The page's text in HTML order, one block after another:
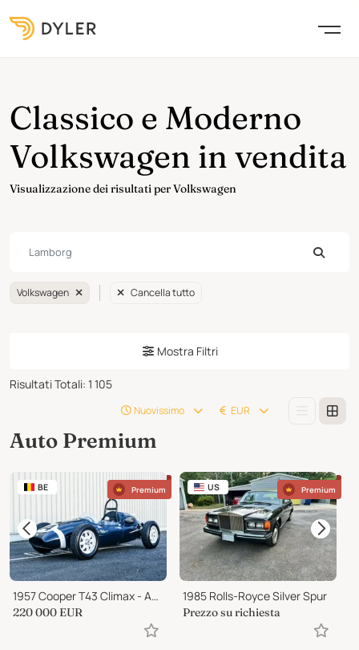
Classico e Moderno
Volkswagen in vendita
Visualizzazione dei risultati per Volkswagen
Volkswagen Cancella tutto
Mostra Filtri
Risultati Totali: 1 105
Nuovissimo EUR
Auto Premium
BE Premium
1957 Cooper T43 Climax - Australian Gold Star Winner
220 000 EUR
US Premium
1985 Rolls-Royce Silver Spur
Prezzo su richiesta